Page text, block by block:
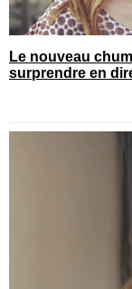
Le nouveau
surprendre en